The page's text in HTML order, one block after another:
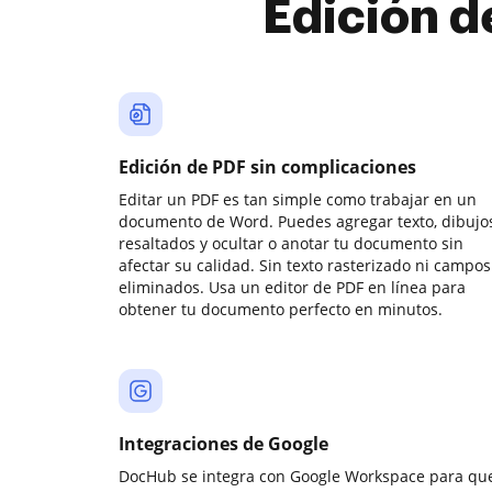
Edición
Edición de PDF sin complicaciones
Editar un PDF es tan simple como trabajar en un
documento de Word. Puedes agregar texto,
resaltados y ocultar o anotar tu documento sin
afectar su calidad. Sin texto rasterizado ni campos
eliminados. Usa un editor de PDF en línea para
obtener tu documento perfecto en minutos.
Integraciones de Google
DocHub se integra con Google Workspace para